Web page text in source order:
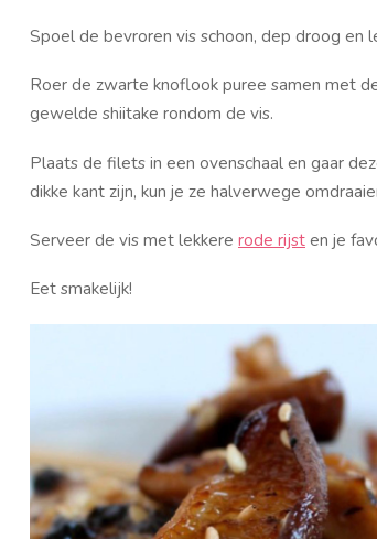
Spoel de bevroren vis schoon, dep droog en
Roer de zwarte knoflook puree samen met
gewelde shiitake rondom de vis.
Plaats de filets in een ovenschaal en gaar
dikke kant zijn, kun je ze halverwege
Serveer de vis met lekkere rode rijsten je
Eet smakelijk!